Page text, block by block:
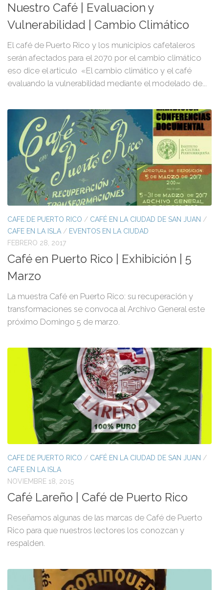
Nuestro Café | Evaluacion y
Vulnerabilidad | Cambio Climático
El café de Puerto Rico y los municipios cafetaleros
serán afectados para el 2070 por el cambio climático
eso dice el articulo «El cambio climático y el café
evaluando la vulnerabilidad mediante el modelado de...
CAFE DE PUERTO RICO / CAFÉ EN LA CIUDAD DE SAN JUAN /
CAFE EN LA ISLA / EVENTOS EN LA CIUDAD
FEBRERO 28, 2017
Café en Puerto Rico | Exhibición | 5
Marzo
La muestra Café en Puerto Rico: su recuperación y
transformaciones se convoca al Archivo General este
próximo Domingo 5 de marzo.
CAFE DE PUERTO RICO / CAFÉ EN LA CIUDAD DE SAN JUAN /
CAFE EN LA ISLA
NOVIEMBRE 18, 2015
Café Lareño | Café de Puerto Rico
Reseñamos algunas de las marcas de Café de Puerto
Rico para que nuestros lectores los conozcan y
respalden.